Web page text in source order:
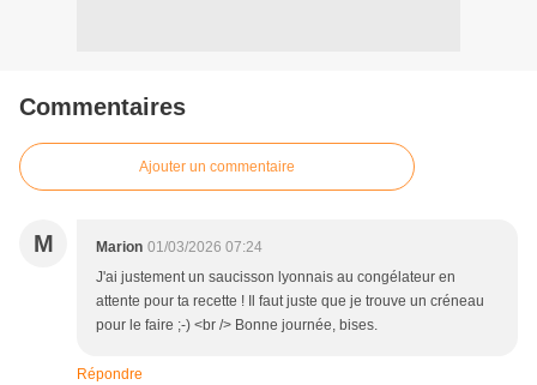
Commentaires
Ajouter un commentaire
M Marion 01/03/2026 07:24
J'ai justement un saucisson lyonnais au congélateur en
attente pour ta recette ! Il faut juste que je trouve un créneau
pour le faire ;-) <br /> Bonne journée, bises.
Répondre